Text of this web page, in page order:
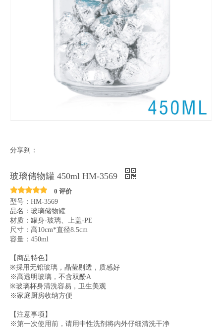
分享到：
玻璃储物罐 450ml HM-3569
0 评价
型号：HM-3569
品名：玻璃储物罐
材质：罐身-玻璃、上盖-PE
尺寸：高10cm*直径8.5cm
容量：450ml
【商品特色】
※採用无铅玻璃，晶莹剔透，质感好
※高透明玻璃，不含双酚A
※玻璃杯身清洗容易，卫生美观
※家庭厨房收纳方便
【注意事项】
※第一次使用前，请用中性洗剂将内外仔细清洗干净